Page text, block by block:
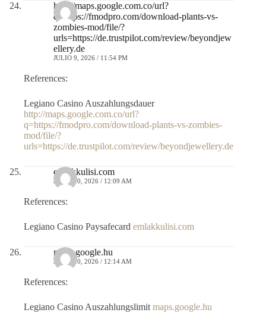
http://maps.google.com.co/url?
q=https://fmodpro.com/download-plants-vs-
zombies-mod/file/?
urls=https://de.trustpilot.com/review/beyondjew
ellery.de
JULIO 9, 2026 / 11:54 PM
References:
Legiano Casino Auszahlungsdauer
http://maps.google.com.co/url?
q=https://fmodpro.com/download-plants-vs-zombies-
mod/file/?
urls=https://de.trustpilot.com/review/beyondjewellery.de
emlakkulisi.com
JULIO 10, 2026 / 12:09 AM
References:
Legiano Casino Paysafecard emlakkulisi.com
maps.google.hu
JULIO 10, 2026 / 12:14 AM
References:
Legiano Casino Auszahlungslimit maps.google.hu